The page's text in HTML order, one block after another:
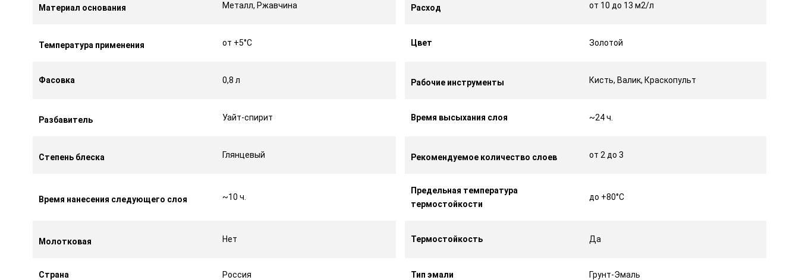
Материал основания Металл, Ржавчина Расход от 10 до 13 м2/л
Температура применения от +5°С Цвет Золотой
Фасовка 0,8 л Рабочие инструменты Кисть, Валик, Краскопульт
Разбавитель Уайт-спирит Время высыхания слоя ~24 ч.
Степень блеска Глянцевый Рекомендуемое количество слоев от 2 до 3
Время нанесения следующего слоя ~10 ч.
Предельная температура
термостойкости
до +80°С
Молотковая Нет Термостойкость Да
Страна Россия Тип эмали Грунт-Эмаль